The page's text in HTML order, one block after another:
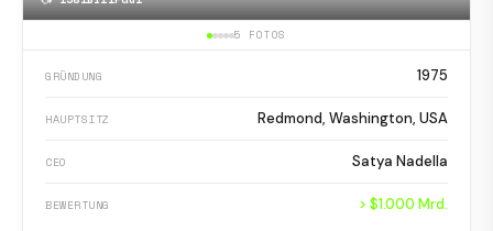
5 FOTOS
GRÜNDUNG 1975
HAUPTSITZ Redmond, Washington, USA
CEO Satya Nadella
BEWERTUNG > $1.000 Mrd.